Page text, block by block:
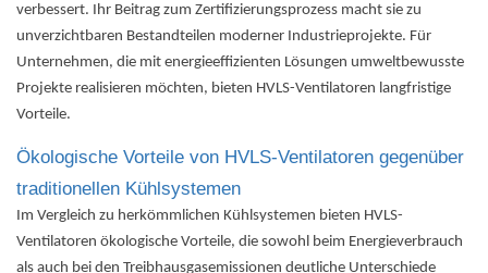
verbessert. Ihr Beitrag zum Zertifizierungsprozess macht sie zu
unverzichtbaren Bestandteilen moderner Industrieprojekte. Für
Unternehmen, die mit energieeffizienten Lösungen umweltbewusste
Projekte realisieren möchten, bieten HVLS-Ventilatoren langfristige
Vorteile.
Ökologische Vorteile von HVLS-Ventilatoren gegenüber
traditionellen Kühlsystemen
Im Vergleich zu herkömmlichen Kühlsystemen bieten HVLS-
Ventilatoren ökologische Vorteile, die sowohl beim Energieverbrauch
als auch bei den Treibhausgasemissionen deutliche Unterschiede